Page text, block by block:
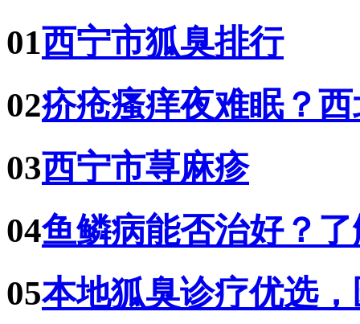
01西宁市狐臭排行
02疥疮瘙痒夜难眠？
03西宁市荨麻疹
04鱼鳞病能否治好？
05本地狐臭诊疗优选